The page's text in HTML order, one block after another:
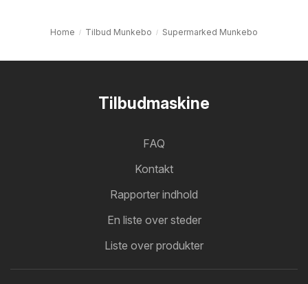
Home Tilbud Munkebo Supermarked Munkebo
Tilbudmaskine
FAQ
Kontakt
Rapporter indhold
En liste over steder
Liste over produkter